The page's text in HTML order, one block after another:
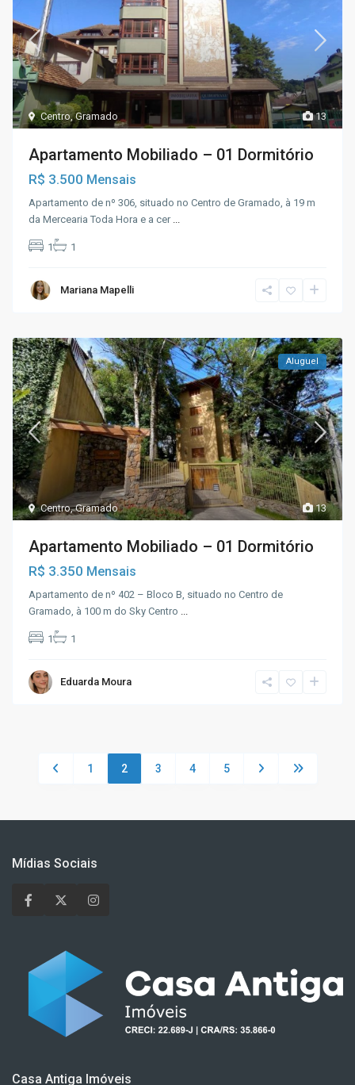
13
Centro,Gramado
Apartamento Mobiliado – 01 Dormitório
R$ 3.500 Mensais
Apartamento de nº 306, situado no Centro de Gramado, à 19 m
da Mercearia Toda Hora e a cer ...
1 1
Mariana Mapelli
13
Centro,Gramado
Aluguel
Apartamento Mobiliado – 01 Dormitório
R$ 3.350 Mensais
Apartamento de nº 402 – Bloco B, situado no Centro de
Gramado, à 100 m do Sky Centro ...
1 1
Eduarda Moura
1 2 3 4 5
Mídias Sociais
Casa Antiga Imóveis